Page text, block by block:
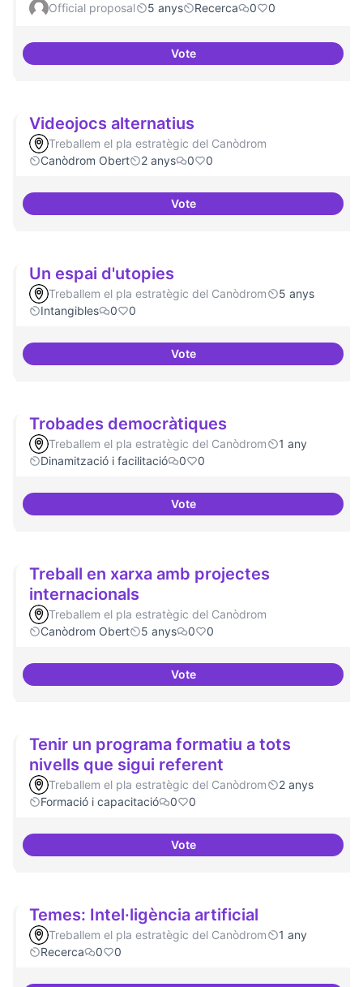
Official proposal 5 anys Recerca 0 0
VoteXarxa internacional d'ateneus -
Videojocs alternatius
Treballem el pla estratègic del Canòdrom
Canòdrom Obert
2 anys 0 0
VoteVideojocs alternatius
Un espai d'utopies
Treballem el pla estratègic del Canòdrom
5 anys
Intangibles
0 0
VoteUn espai d'utopies
Trobades democràtiques
Treballem el pla estratègic del Canòdrom
1 any
Dinamització i facilitació
0 0
VoteTrobades democràtiques
Treball en xarxa amb projectes
internacionals
Treballem el pla estratègic del Canòdrom
Canòdrom Obert
5 anys 0 0
VoteTreball en xarxa amb projectes
Tenir un programa formatiu a tots
nivells que sigui referent
Treballem el pla estratègic del Canòdrom
2 anys
Formació i capacitació
0 0
VoteTenir un programa formatiu a
Temes: Intel·ligència artificial
Treballem el pla estratègic del Canòdrom
1 any
Recerca
0 0